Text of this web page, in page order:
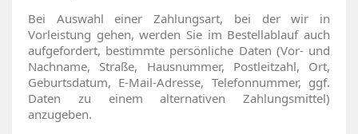
Bei Auswahl einer Zahlungsart, bei der wir in
Vorleistung gehen, werden Sie im Bestellablauf auch
aufgefordert, bestimmte persönliche Daten (Vor- und
Nachname, Straße, Hausnummer, Postleitzahl, Ort,
Geburtsdatum, E-Mail-Adresse, Telefonnummer, ggf.
Daten zu einem alternativen Zahlungsmittel)
anzugeben.